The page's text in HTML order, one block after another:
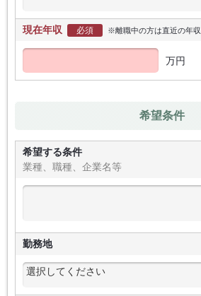
現在年収 必須 ※離職中の方は直近の年収
万円
希望条件
希望する条件
業種、職種、企業名等
勤務地